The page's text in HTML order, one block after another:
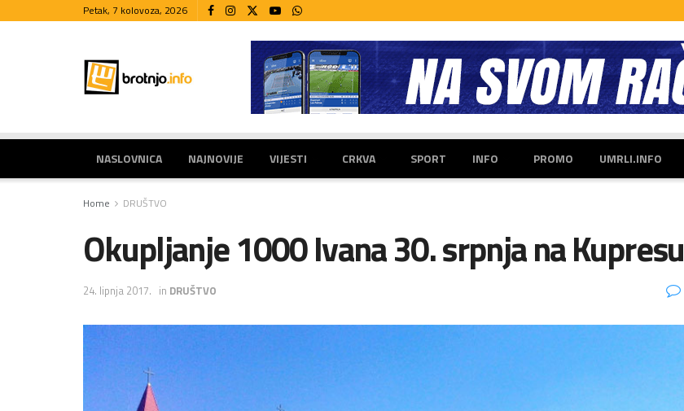
Petak, 7 kolovoza, 2026
NASLOVNICA NAJNOVIJE VIJESTI CRKVA SPORT INFO PROMO UMRLI.INFO
Home DRUŠTVO
Okupljanje 1000 Ivana 30. srpnja na Kupresu
24. lipnja 2017. in DRUŠTVO